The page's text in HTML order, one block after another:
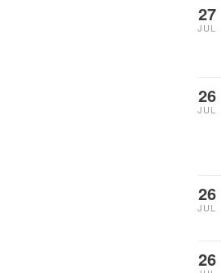
27
JUL
26
JUL
26
JUL
26